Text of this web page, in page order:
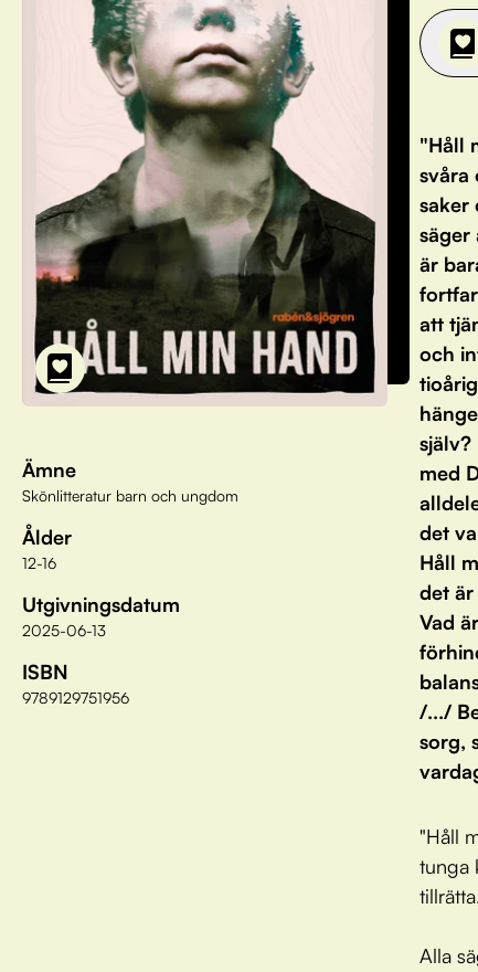
Ämne
Skönlitteratur barn och ungdom
Ålder
12-16
Utgivningsdatum
2025-06-13
ISBN
9789129751956
"Håll
svåra
saker
säger
är
att
och
med
det
Håll
det
Vad
/.../
sorg,
"Håll
tunga
Alla